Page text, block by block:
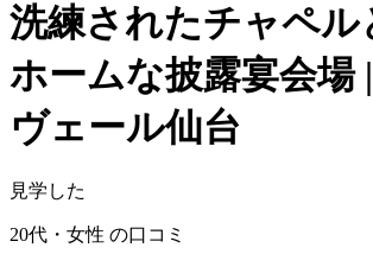
洗練されたチャペル
ホームな披露宴会場
ヴェール仙台
見学した
20代・女性 の口コミ